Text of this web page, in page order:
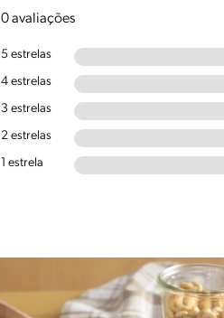
0 avaliações
5 estrelas
4 estrelas
3 estrelas
2 estrelas
1 estrela